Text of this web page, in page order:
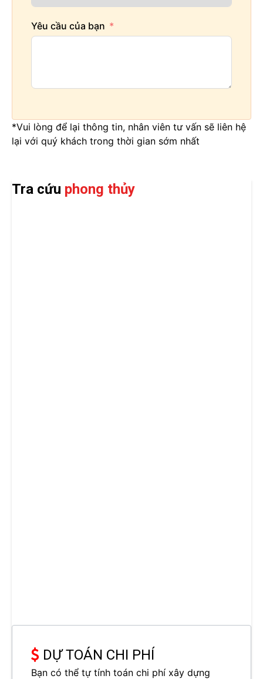
Yêu cầu của bạn
*Vui lòng để lại thông tin, nhân viên tư vấn sẽ liên hệ
lại với quý khách trong thời gian sớm nhất
Tra cứu phong thủy
DỰ TOÁN CHI PHÍ
Bạn có thể tự tính toán chi phí xây dựng